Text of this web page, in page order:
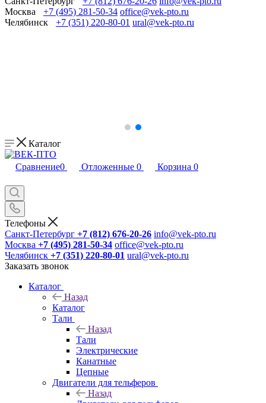
Москва
+7 (495) 281-50-34 office@vek-pto.ru
Челябинск
+7 (351) 220-80-01 ural@vek-pto.ru
Каталог
Сравнение0 Отложенные 0 Корзина 0
Телефоны
Санкт-Петербург +7 (812) 676-20-26 info@vek-pto.ru
Москва +7 (495) 281-50-34 office@vek-pto.ru
Челябинск +7 (351) 220-80-01 ural@vek-pto.ru
Заказать звонок
Каталог
Назад
Каталог
Тали
Назад
Тали
Электрические
Канатные
Цепные
Двигатели для тельферов
Назад